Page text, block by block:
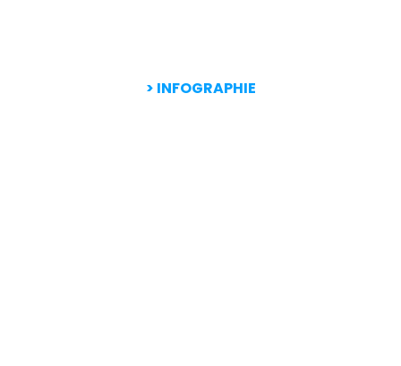
> INFOGRAPHIE